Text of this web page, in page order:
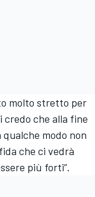
molto stretto per
che alla fine
modo non
che ci vedrà
più forti”.